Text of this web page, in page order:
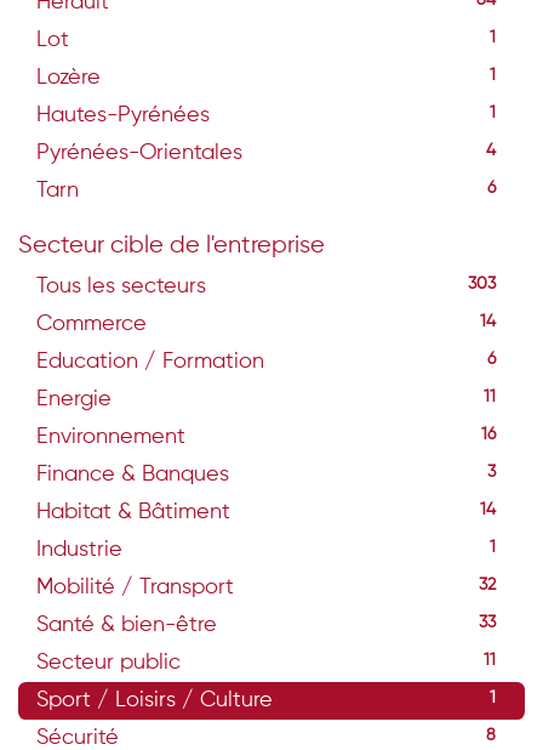
Lot 1
Lozère 1
Hautes-Pyrénées 1
Pyrénées-Orientales 4
Tarn 6
Secteur cible de l'entreprise
Tous les secteurs 303
Commerce 14
Education / Formation 6
Energie 11
Environnement 16
Finance & Banques 3
Habitat & Bâtiment 14
Industrie 1
Mobilité / Transport 32
Santé & bien-être 33
Secteur public 11
Sport / Loisirs / Culture 1
Sécurité 8